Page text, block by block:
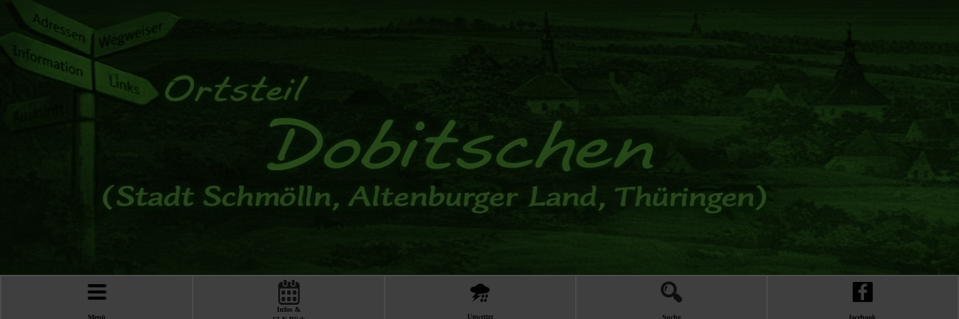
Menü
Infos &
Unwetter Suche facebook